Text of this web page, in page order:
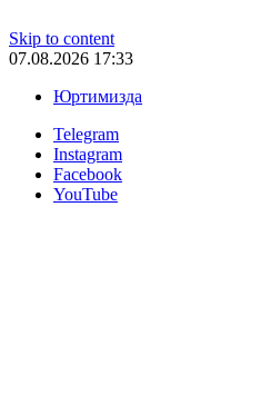
Skip to content
07.08.2026 17:33
Юртимизда
Telegram
Instagram
Facebook
YouTube